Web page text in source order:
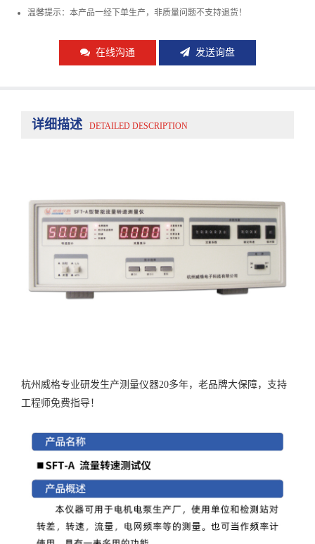
温馨提示：本产品一经下单生产，非质量问题不支持退货！
在线沟通 发送询盘
详细描述 DETAILED DESCRIPTION
杭州威格专业研发生产测量仪器20多年，老品牌大保障，支持
工程师免费指导！